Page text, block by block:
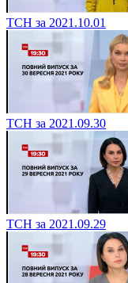
ТСН за 2021.10.01
ТСН за 2021.09.30
ТСН за 2021.09.29